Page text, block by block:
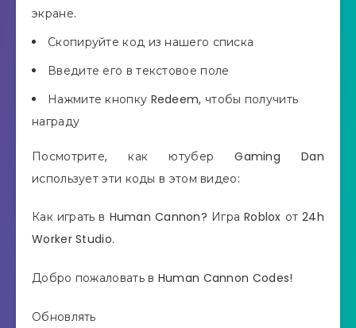
экране.
Скопируйте код из нашего списка
Введите его в текстовое поле
Нажмите кнопку Redeem, чтобы получить
награду
Посмотрите, как ютубер Gaming Dan
использует эти коды в этом видео:
Как играть в Human Cannon? Игра Roblox от 24h
Worker Studio.
Добро пожаловать в Human Cannon Codes!
Обновлять